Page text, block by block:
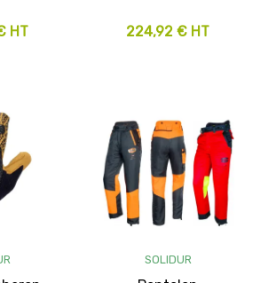
HT 224,92 € HT
SOLIDUR